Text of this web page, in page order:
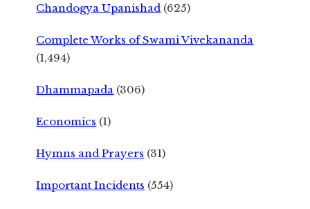
Chandogya Upanishad (625)
Complete Works of Swami Vivekananda
(1,494)
Dhammapada (306)
Economics (1)
Hymns and Prayers (31)
Important Incidents (554)